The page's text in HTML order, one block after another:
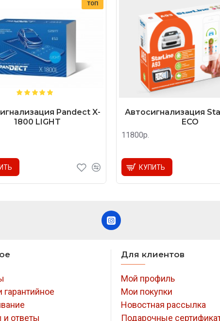
ТОП
Pandect X-
1800 LIGHT
Автосигнализация
ECO
11800р.
КУПИТЬ
гарантийное
ответы
Для клиентов
Мой профиль
Мои покупки
Новостная рассылка
Подарочные